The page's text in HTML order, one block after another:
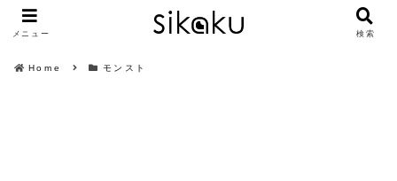
Home モンスト
メニュー 検索